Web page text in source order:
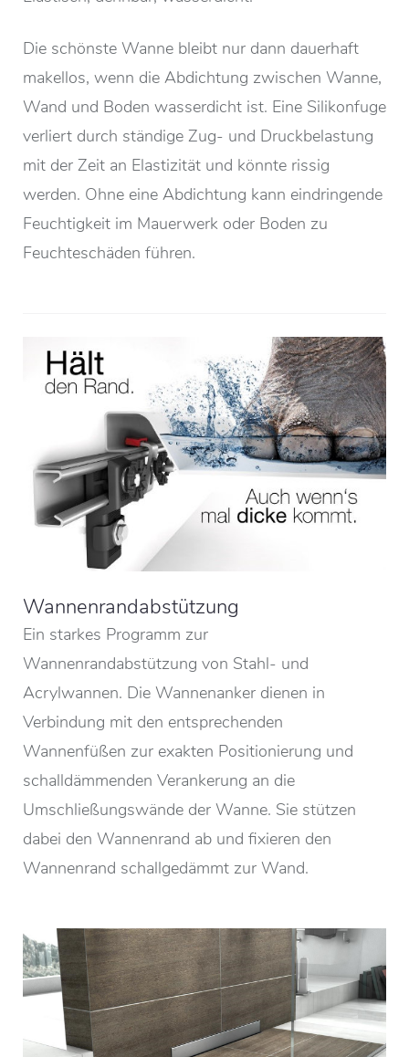
Die schönste Wanne bleibt nur dann dauerhaft
makellos, wenn die Abdichtung zwischen Wanne,
Wand und Boden wasserdicht ist. Eine Silikonfuge
verliert durch ständige Zug- und Druckbelastung
mit der Zeit an Elastizität und könnte rissig
werden. Ohne eine Abdichtung kann eindringende
Feuchtigkeit im Mauerwerk oder Boden zu
Feuchteschäden führen.
Wannenrandabstützung
Ein starkes Programm zur
Wannenrandabstützung von Stahl- und
Acrylwannen. Die Wannenanker dienen in
Verbindung mit den entsprechenden
Wannenfüßen zur exakten Positionierung und
schalldämmenden Verankerung an die
Umschließungswände der Wanne. Sie stützen
dabei den Wannenrand ab und fixieren den
Wannenrand schallgedämmt zur Wand.